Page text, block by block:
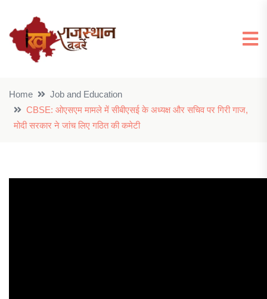
Home
Job and Education
CBSE: ओएसएम मामले में सीबीएसई के अध्यक्ष और सचिव पर गिरी गाज,
मोदी सरकार ने जांच लिए गठित की कमेटी